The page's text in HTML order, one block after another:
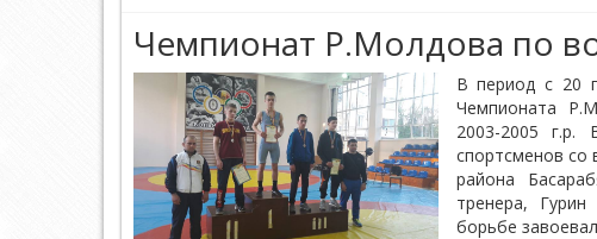
Чемпионат Р.Молдова по
В период с 20
Чемпионата
2003-2005 г.р.
спортсменов со
района
тренера,
борьбе